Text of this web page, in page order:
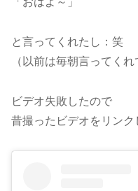
と言ってくれたし：笑
（以前は毎朝言ってくれ
ビデオ失敗したので
昔撮ったビデオをリン